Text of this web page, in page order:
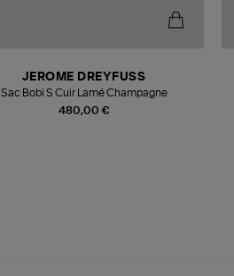
480,00 €
JEROME DREYFUSS
Sac Bobi S Cuir Lamé Champagne